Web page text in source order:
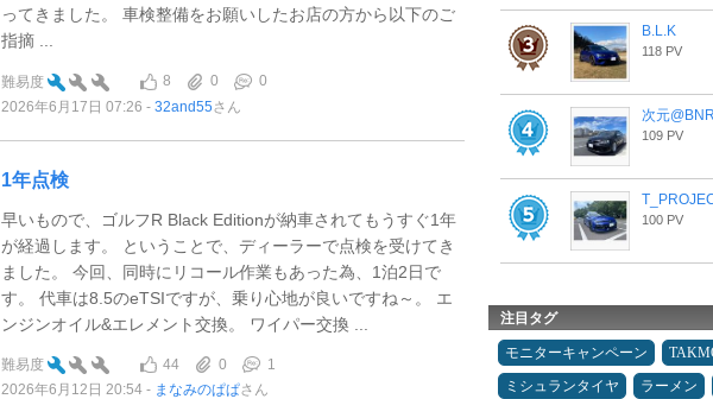
ってきました。 車検整備をお願いしたお店の方から以下のご
指摘 ...
難易度 8 0
0
2026年6月17日 07:26
32and55さん
1年点検
早いもので、ゴルフR Black Editionが納車されてもうすぐ1年
が経過します。 ということで、ディーラーで点検を受けてき
ました。 今回、同時にリコール作業もあった為、1泊2日で
す。 代車は8.5のeTSIですが、乗り心地が良いですね～。 エ
ンジンオイル&エレメント交換。 ワイパー交換 ...
難易度 44 0
1
2026年6月12日 20:54
まなみのぱぱさん
B.L.K
118 PV
次元
109 PV
100 PV
注目タグ
モニターキャンペーン
ミシュランタイヤ
ラーメン